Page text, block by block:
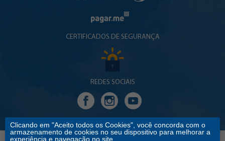
CERTIFICADOS DE SEGURANÇA
REDES SOCIAIS
Clicando em "Aceito todos os Cookies", você concorda com o
armazenamento de cookies no seu dispositivo para melhorar a
experiência e navegação no site.